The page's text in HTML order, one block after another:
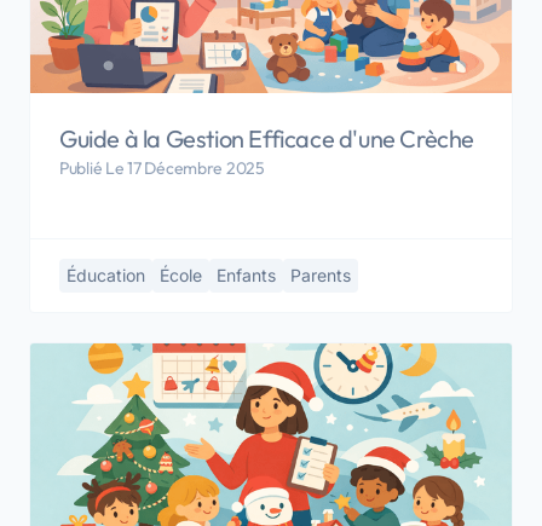
Guide à la Gestion Efficace d'une Crèche
Publié Le 17 Décembre 2025
Éducation École Enfants Parents